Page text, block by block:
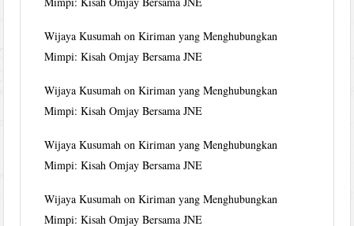
Wijaya Kusumah onKiriman yang Menghubungkan
Mimpi: Kisah Omjay Bersama JNE
Wijaya Kusumah onKiriman yang Menghubungkan
Mimpi: Kisah Omjay Bersama JNE
Wijaya Kusumah onKiriman yang Menghubungkan
Mimpi: Kisah Omjay Bersama JNE
Wijaya Kusumah onKiriman yang Menghubungkan
Mimpi: Kisah Omjay Bersama JNE